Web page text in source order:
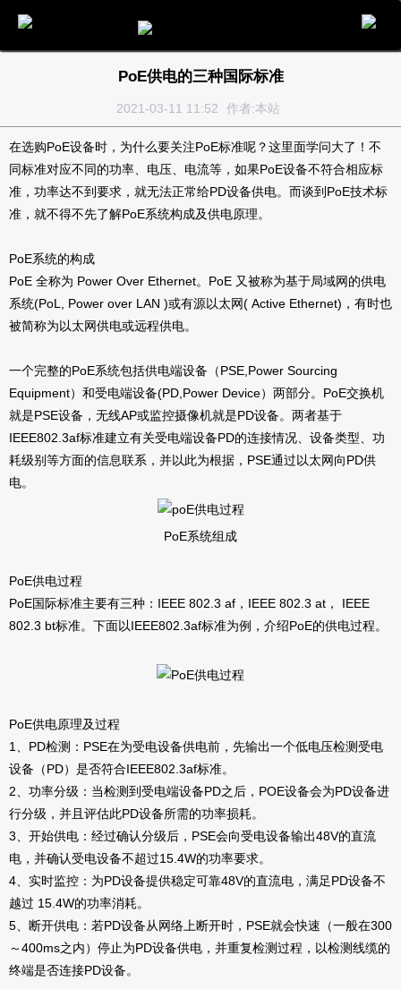
PoE供电的三种国际标准
2021-03-11 11:52 作者:本站
在选购PoE设备时，为什么要关注PoE标准呢？这里面学问大了！不
同标准对应不同的功率、电压、电流等，如果PoE设备不符合相应标
准，功率达不到要求，就无法正常给PD设备供电。而谈到PoE技术标
准，就不得不先了解PoE系统构成及供电原理。
PoE系统的构成
PoE 全称为 Power Over Ethernet。PoE 又被称为基于局域网的供电
系统(PoL, Power over LAN )或有源以太网( Active Ethernet)，有时也
被简称为以太网供电或远程供电。
一个完整的PoE系统包括供电端设备（PSE,Power Sourcing
Equipment）和受电端设备(PD,Power Device）两部分。PoE交换机
就是PSE设备，无线AP或监控摄像机就是PD设备。两者基于
IEEE802.3af标准建立有关受电端设备PD的连接情况、设备类型、功
耗级别等方面的信息联系，并以此为根据，PSE通过以太网向PD供
电。
PoE系统组成
PoE供电过程
PoE国际标准主要有三种：IEEE 802.3 af，IEEE 802.3 at， IEEE
802.3 bt标准。下面以IEEE802.3af标准为例，介绍PoE的供电过程。
PoE供电原理及过程
1、PD检测：PSE在为受电设备供电前，先输出一个低电压检测受电
设备（PD）是否符合IEEE802.3af标准。
2、功率分级：当检测到受电端设备PD之后，POE设备会为PD设备进
行分级，并且评估此PD设备所需的功率损耗。
3、开始供电：经过确认分级后，PSE会向受电设备输出48V的直流
电，并确认受电设备不超过15.4W的功率要求。
4、实时监控：为PD设备提供稳定可靠48V的直流电，满足PD设备不
越过 15.4W的功率消耗。
5、断开供电：若PD设备从网络上断开时，PSE就会快速（一般在300
～400ms之内）停止为PD设备供电，并重复检测过程，以检测线缆的
终端是否连接PD设备。
电话 留言